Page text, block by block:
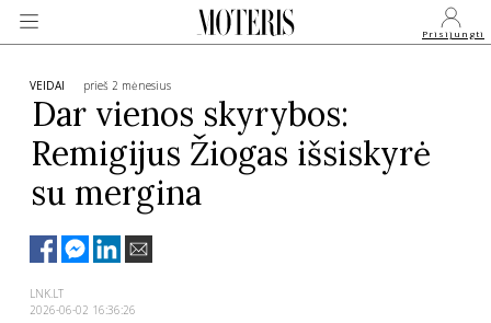
Prisijungti
VEIDAI
VEIDAI prieš 2 mėnesius
Dar vienos skyrybos:
Remigijus Žiogas išsiskyrė
su mergina
LNK.LT
2026-06-02 16:36:26